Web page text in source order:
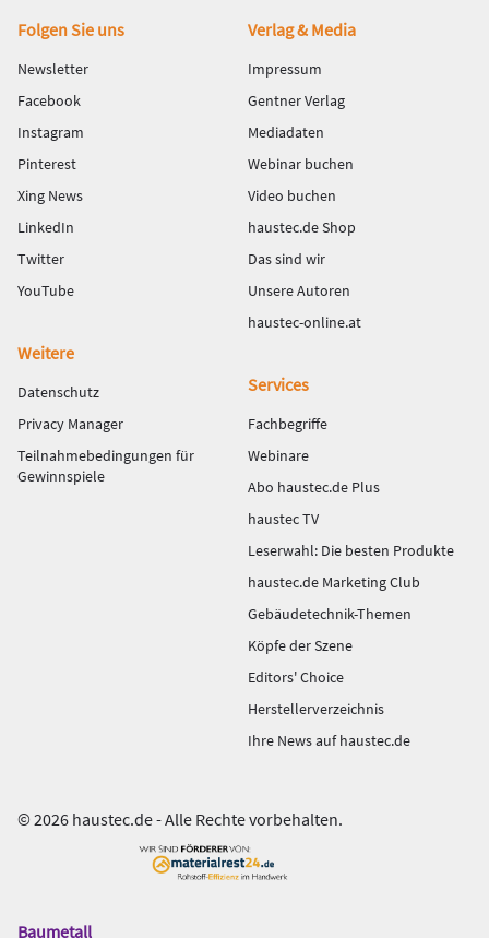
Fußbereich
Folgen Sie uns
Newsletter
Facebook
Instagram
Pinterest
Xing News
LinkedIn
Twitter
YouTube
Verlag & Media
Impressum
Gentner Verlag
Mediadaten
Webinar buchen
Video buchen
haustec.de Shop
Das sind wir
Unsere Autoren
haustec-online.at
Weitere
Datenschutz
Privacy Manager
Teilnahmebedingungen für
Gewinnspiele
Services
Fachbegriffe
Webinare
Abo haustec.de Plus
haustec TV
Leserwahl: Die besten Produkte
haustec.de Marketing Club
Gebäudetechnik-Themen
Köpfe der Szene
Editors' Choice
Herstellerverzeichnis
Ihre News auf haustec.de
© 2026 haustec.de - Alle Rechte vorbehalten.
Baumetall